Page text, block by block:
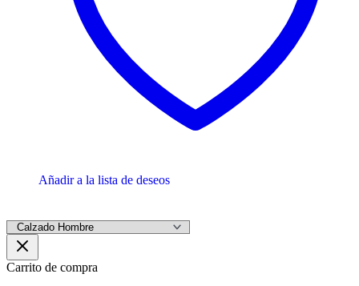
Añadir a la lista de deseos
Carrito de compra